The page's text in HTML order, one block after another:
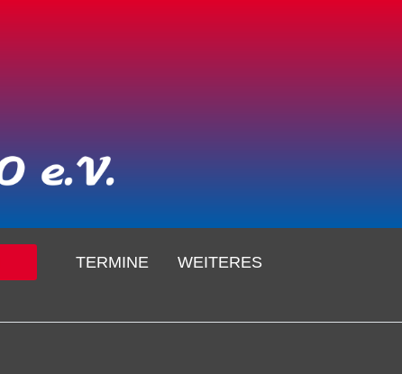
TERMINE WEITERES